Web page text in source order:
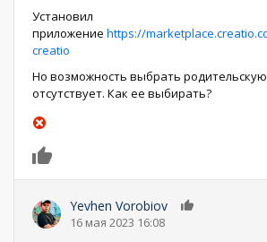
Установил
приложение https://
creatio
Но возможность выбрать
отсутствует. Как ее выбирать?
Yevhen Vorobiov
16 мая 2023 16:08